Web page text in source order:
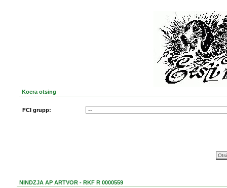
Koera otsing
FCI grupp:
NINDZJA AP ARTVOR - RKF R 0000559